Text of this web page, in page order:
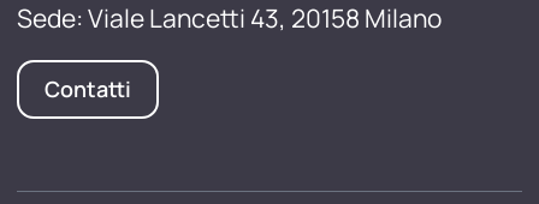
Sede: Viale Lancetti 43, 20158 Milano
Contatti